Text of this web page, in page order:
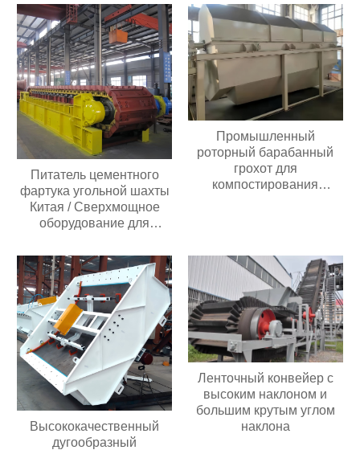
руды известняка
Дизельная молотковая
дробилка
Питатель цементного
фартука угольной шахты
Китая / Сверхмощное
оборудование для
пластинчатого фартука
Промышленный
роторный барабанный
грохот для
компостирования
Высококачественный
дугообразный
Ленточный конвейер с
высоким наклоном и
большим крутым углом
наклона